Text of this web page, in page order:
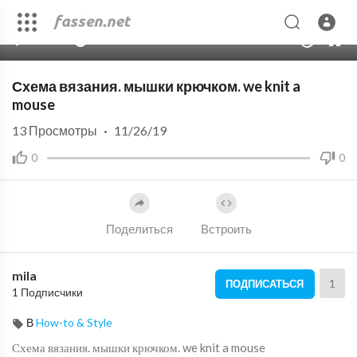
Схема вязания. мышки крючком. we knit a
mouse
0 0
13 Просмотры · 11/26/19
Поделиться Встроить
mila
1 Подписчики
ПОДПИСАТЬСЯ 1
ВHow-to & Style
Схема вязания. мышки крючком. we knit a mouse